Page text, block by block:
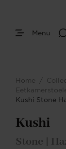
Menu
Home /
Kushi Stone
Kushi
Stone |